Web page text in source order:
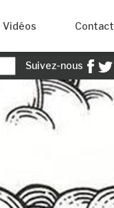
Vidéos Contact
Suivez-nous